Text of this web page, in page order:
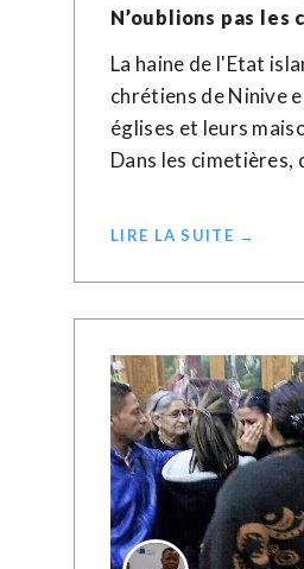
N’oublions pas les
La haine de l'Etat
chrétiens de Ninive
églises et leurs
Dans les cimetières,
LIRE LA SUITE →